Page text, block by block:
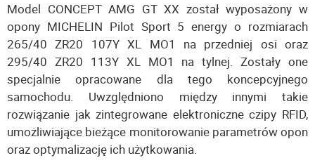
Model CONCEPT AMG GT XX został wyposażony w
opony MICHELIN Pilot Sport 5 energy o rozmiarach
265/40 ZR20 107Y XL MO1 na przedniej osi oraz
295/40 ZR20 113Y XL MO1 na tylnej. Zostały one
specjalnie opracowane dla tego koncepcyjnego
samochodu. Uwzględniono między innymi takie
rozwiązanie jak zintegrowane elektroniczne czipy RFID,
umożliwiające bieżące monitorowanie parametrów opon
oraz optymalizację ich użytkowania.